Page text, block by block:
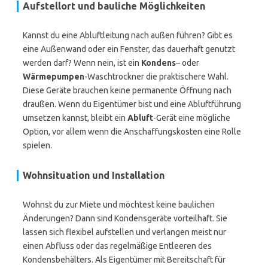
Aufstellort und bauliche Möglichkeiten
Kannst du eine Abluftleitung nach außen führen? Gibt es
eine Außenwand oder ein Fenster, das dauerhaft genutzt
werden darf? Wenn nein, ist ein Kondens– oder
Wärmepumpen-Waschtrockner die praktischere Wahl.
Diese Geräte brauchen keine permanente Öffnung nach
draußen. Wenn du Eigentümer bist und eine Abluftführung
umsetzen kannst, bleibt ein Abluft-Gerät eine mögliche
Option, vor allem wenn die Anschaffungskosten eine Rolle
spielen.
Wohnsituation und Installation
Wohnst du zur Miete und möchtest keine baulichen
Änderungen? Dann sind Kondensgeräte vorteilhaft. Sie
lassen sich flexibel aufstellen und verlangen meist nur
einen Abfluss oder das regelmäßige Entleeren des
Kondensbehälters. Als Eigentümer mit Bereitschaft für